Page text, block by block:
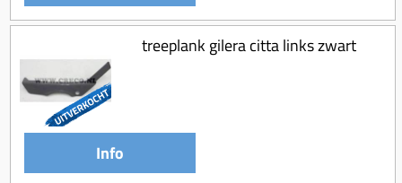
treeplank gilera citta links zwart
Info